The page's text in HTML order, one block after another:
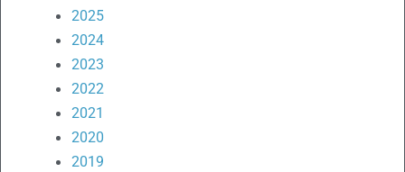
2025
2024
2023
2022
2021
2020
2019